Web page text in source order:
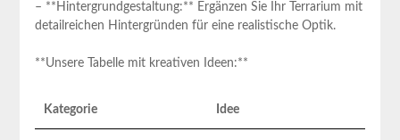
– **Hintergrundgestaltung:** Ergänzen Sie Ihr Terrarium mit
detailreichen Hintergründen für eine ‍realistische ‍Optik.
**Unsere Tabelle mit ⁣kreativen Ideen:**
Kategorie Idee